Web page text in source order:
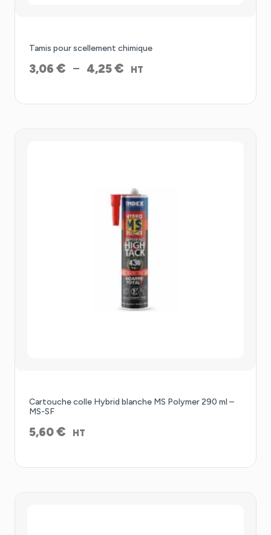
Tamis pour scellement chimique
3,06 € – 4,25€ Plage
HT
Cartouche colle Hybrid blanche MS Polymer 290 ml –
MS-SF
5,60€ HT